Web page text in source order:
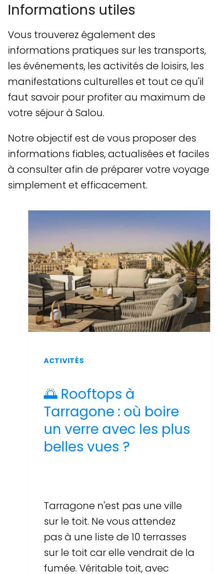
Informations utiles
Vous trouverez également des
informations pratiques sur les transports,
les événements, les activités de loisirs, les
manifestations culturelles et tout ce qu'il
faut savoir pour profiter au maximum de
votre séjour à Salou.
Notre objectif est de vous proposer des
informations fiables, actualisées et faciles
à consulter afin de préparer votre voyage
simplement et efficacement.
ACTIVITÉS
🌅 Rooftops à
Tarragone : où boire
un verre avec les plus
belles vues ?
Tarragone n'est pas une ville
sur le toit. Ne vous attendez
pas à une liste de 10 terrasses
sur le toit car elle vendrait de la
fumée. Véritable toit, avec